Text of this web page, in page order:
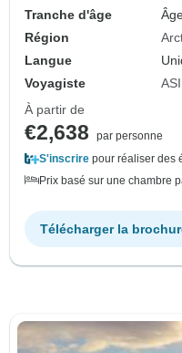
Tranche d'âge
Région
Langue
Voyagiste
À partir de
€2,638
par personne
S'inscrire pour réaliser des
Prix basé sur une chambre
Télécharger la